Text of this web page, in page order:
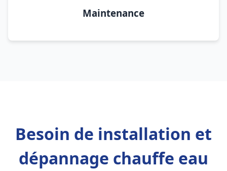
Maintenance
Besoin de installation et
dépannage chauffe eau